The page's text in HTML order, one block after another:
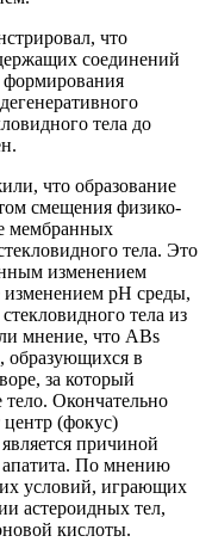
что
соединений
формирования
тела до
что образование
смещения физико-
мембранных
тела. Это
изменением
изменением рН среды,
тела из
мнение, что ABs
образующихся в
за который
Окончательно
центр (фокус)
причиной
апатита. По мнению
условий, играющих
астероидных тел,
кислоты.